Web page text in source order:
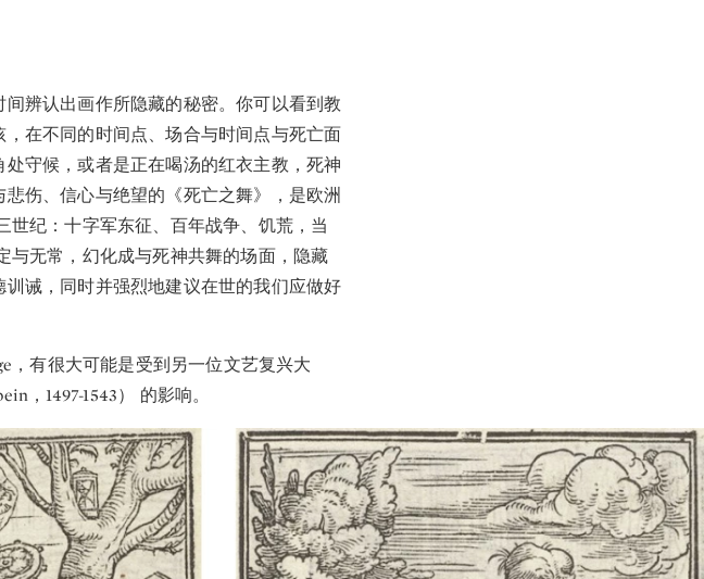
辨认出画作所隐藏的秘密。你可以看到教
在不同的时间点、场合与时间点与死亡面
守候，或者是正在喝汤的红衣主教，死神
伤、信心与绝望的《死亡之舞》，是欧洲
纪：十字军东征、百年战争、饥荒，当
与无常，幻化成与死神共舞的场面，隐藏
诫，同时并强烈地建议在世的我们应做好
，有很大可能是受到另一位文艺复兴大
，1497-1543） 的影响。